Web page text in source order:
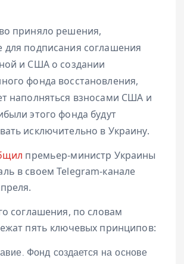
приняло решения,
подписания соглашения
и США о создании
фонда восстановления,
наполняться взносами США и
этого фонда будут
исключительно в Украину.
премьер-министр Украины
в своем Telegram-канале
соглашения, по словам
пять ключевых принципов:
Фонд создается на основе